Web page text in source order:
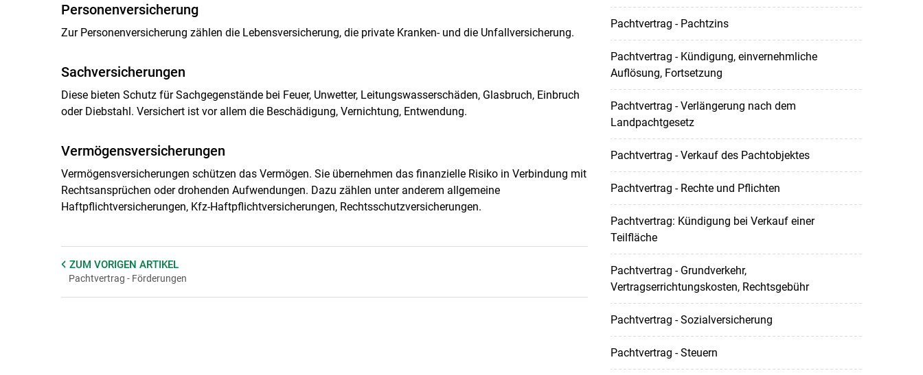
Personenversicherung
Zur Personenversicherung zählen die Lebensversicherung, die private Kranken- und die Unfallversicherung.
Sachversicherungen
Diese bieten Schutz für Sachgegenstände bei Feuer, Unwetter, Leitungswasserschäden, Glasbruch, Einbruch
oder Diebstahl. Versichert ist vor allem die Beschädigung, Vernichtung, Entwendung.
Vermögensversicherungen
Vermögensversicherungen schützen das Vermögen. Sie übernehmen das finanzielle Risiko in Verbindung mit
Rechtsansprüchen oder drohenden Aufwendungen. Dazu zählen unter anderem allgemeine
Haftpflichtversicherungen, Kfz-Haftpflichtversicherungen, Rechtsschutzversicherungen.
ZUM VORIGEN ARTIKEL
Pachtvertrag - Förderungen
Pachtvertrag - Pachtzins
Pachtvertrag - Kündigung, einvernehmliche
Auflösung, Fortsetzung
Pachtvertrag - Verlängerung nach dem
Landpachtgesetz
Pachtvertrag - Verkauf des Pachtobjektes
Pachtvertrag - Rechte und Pflichten
Pachtvertrag: Kündigung bei Verkauf einer
Teilfläche
Pachtvertrag - Grundverkehr,
Vertragserrichtungskosten, Rechtsgebühr
Pachtvertrag - Sozialversicherung
Pachtvertrag - Steuern